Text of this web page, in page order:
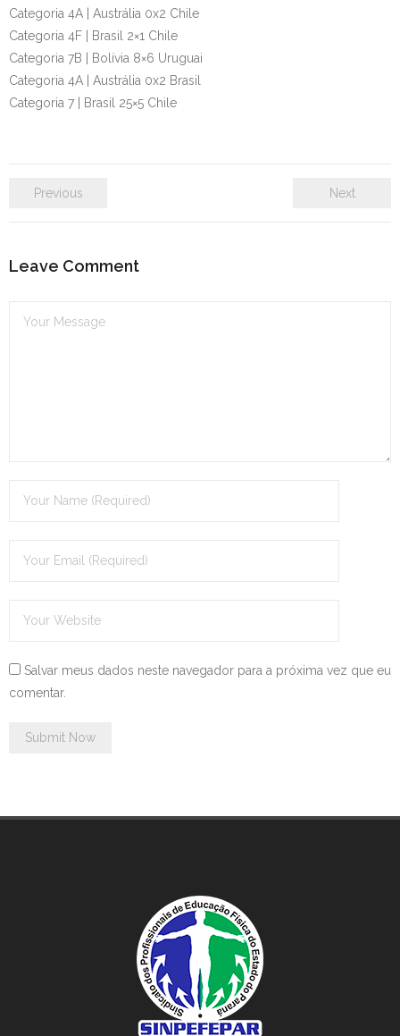
Categoria 4A | Austrália 0x2 Chile
Categoria 4F | Brasil 2×1 Chile
Categoria 7B | Bolívia 8×6 Uruguai
Categoria 4A | Austrália 0x2 Brasil
Categoria 7 | Brasil 25×5 Chile
Previous Next
Leave Comment
Salvar meus dados neste navegador para a próxima vez que eu
comentar.